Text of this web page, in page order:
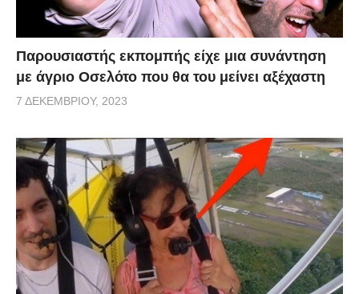
Παρουσιαστής εκπομπής είχε μια συνάντηση
με άγριο Οσελότο που θα του μείνει αξέχαστη
7 ΔΕΚΕΜΒΡΊΟΥ, 2023